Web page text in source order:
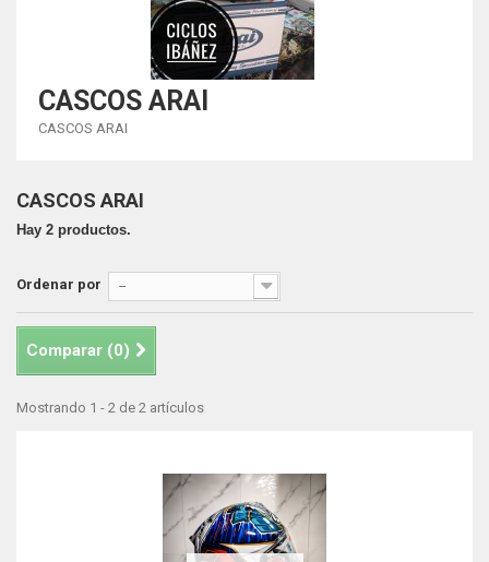
CASCOS ARAI
CASCOS ARAI
CASCOS ARAI
Hay 2 productos.
Ordenar por --
Comparar (0)
Mostrando 1 - 2 de 2 artículos